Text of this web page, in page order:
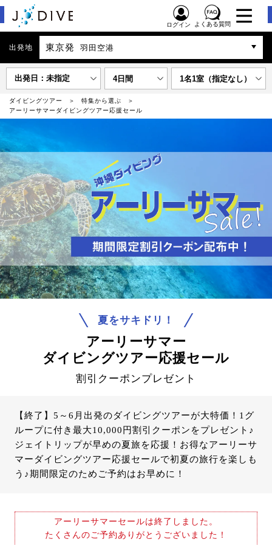
ログイン よくある質問
出発地 東京発 羽田空港
出発日：未指定 4日間 1名1室（指定なし）
ダイビングツアー
特集から選ぶ
アーリーサマーダイビングツアー応援セール
夏をサキドリ！
アーリーサマー
ダイビングツアー応援セール
割引クーポンプレゼント
【終了】5～6月出発のダイビングツアーが大特価！1グ
ループに付き最大10,000円割引クーポンをプレゼント♪
ジェイトリップが早めの夏旅を応援！お得なアーリーサ
マーダイビングツアー応援セールで初夏の旅行を楽しも
う♪期間限定のためご予約はお早めに！
アーリーサマーセールは終了しました。
たくさんのご予約ありがとうございました！